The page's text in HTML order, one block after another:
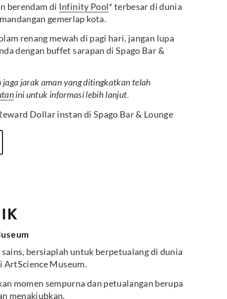
berendam di Infinity Pool* terbesar di dunia
gemerlap kota.
renang mewah di pagi hari, jangan lupa
dengan buffet sarapan di Spago Bar &
jarak aman yang ditingkatkan telah
ini untuk informasi lebih lanjut.
Dollar instan di Spago Bar & Lounge
bersiaplah untuk berpetualang di dunia
Museum.
momen sempurna dan petualangan berupa
menakjubkan.